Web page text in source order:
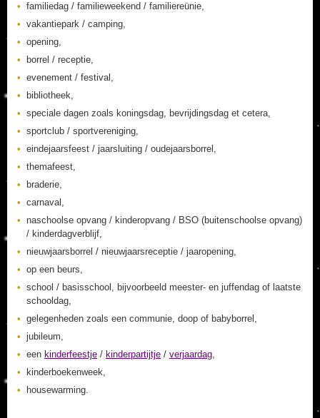
familiedag / familieweekend / familiereünie,
vakantiepark / camping,
opening,
borrel / receptie,
evenement / festival,
bibliotheek,
speciale dagen zoals koningsdag, bevrijdingsdag et cetera,
sportclub / sportvereniging,
eindejaarsfeest / jaarsluiting / oudejaarsborrel,
themafeest,
braderie,
carnaval,
naschoolse opvang / kinderopvang / BSO (buitenschoolse opvang)
/ kinderdagverblijf,
nieuwjaarsborrel / nieuwjaarsreceptie / jaaropening,
op een beurs,
school / basisschool, bijvoorbeeld meester- en juffendag of laatste
schooldag,
gelegenheden zoals een communie, doop of babyborrel,
jubileum,
een kinderfeestje / kinderpartijtje / verjaardag,
kinderboekenweek,
housewarming.